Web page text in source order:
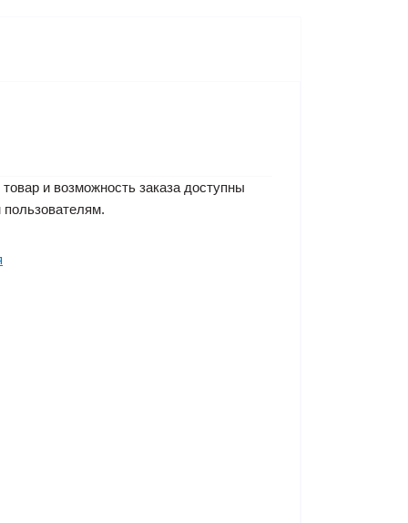
и возможность заказа доступны
пользователям.